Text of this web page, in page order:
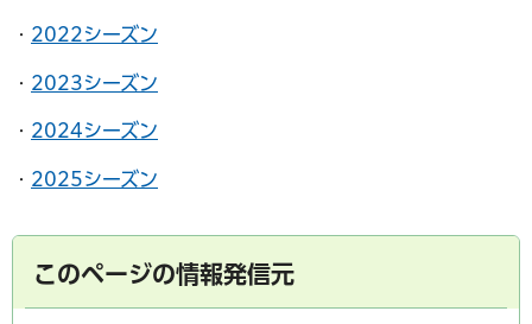
・ 2022シーズン
・ 2023シーズン
・ 2024シーズン
・ 2025シーズン
このページの情報発信元